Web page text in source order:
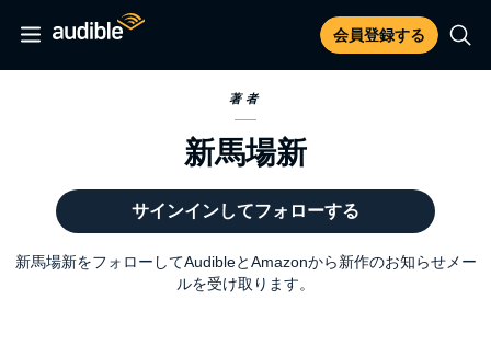
会員登録する
著者
新馬場新
サインインしてフォローする
新馬場新をフォローしてAudibleとAmazonから新作のお知らせメー
ルを受け取ります。